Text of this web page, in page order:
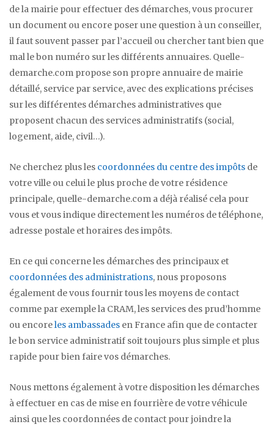
de la mairie pour effectuer des démarches, vous procurer
un document ou encore poser une question à un conseiller,
il faut souvent passer par l’accueil ou chercher tant bien que
mal le bon numéro sur les différents annuaires. Quelle-
demarche.com propose son propre annuaire de mairie
détaillé, service par service, avec des explications précises
sur les différentes démarches administratives que
proposent chacun des services administratifs (social,
logement, aide, civil…).
Ne cherchez plus les coordonnées du centre des impôts de
votre ville ou celui le plus proche de votre résidence
principale, quelle-demarche.com a déjà réalisé cela pour
vous et vous indique directement les numéros de téléphone,
adresse postale et horaires des impôts.
En ce qui concerne les démarches des principaux et
coordonnées des administrations, nous proposons
également de vous fournir tous les moyens de contact
comme par exemple la CRAM, les services des prud’homme
ou encoreles ambassades en France afin que de contacter
le bon service administratif soit toujours plus simple et plus
rapide pour bien faire vos démarches.
Nous mettons également à votre disposition les démarches
à effectuer en cas de mise en fourrière de votre véhicule
ainsi que les coordonnées de contact pour joindre la